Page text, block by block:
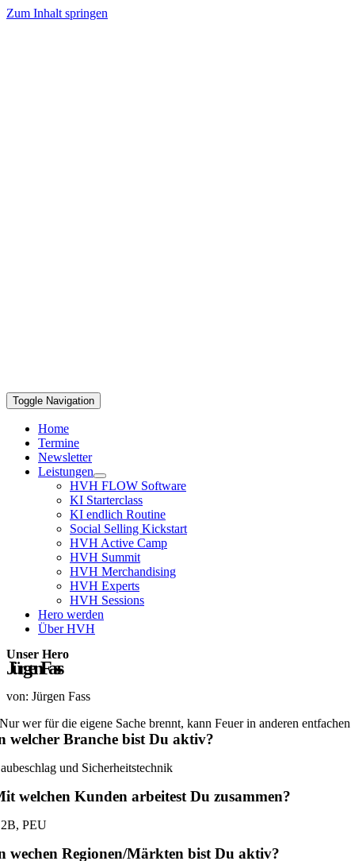
Zum Inhalt springen
Toggle Navigation
Home
Termine
Newsletter
Leistungen
HVH FLOW Software
KI Starterclass
KI endlich Routine
Social Selling Kickstart
HVH Active Camp
HVH Summit
HVH Merchandising
HVH Experts
HVH Sessions
Hero werden
Über HVH
Unser Hero
Jürgen Fass
von: Jürgen Fass
Nur wer für die eigene Sache brennt, kann Feuer in anderen entfachen
welcher Branche bist Du aktiv?
und Sicherheitstechnik
welchen Kunden arbeitest Du zusammen?
PEU
wechen Regionen/Märkten bist Du aktiv?